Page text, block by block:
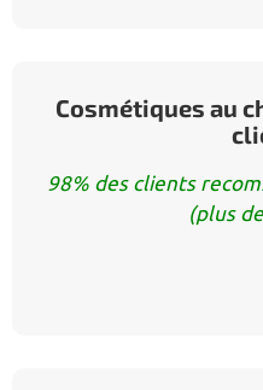
Cosmétiques au
98% des clients
(plus